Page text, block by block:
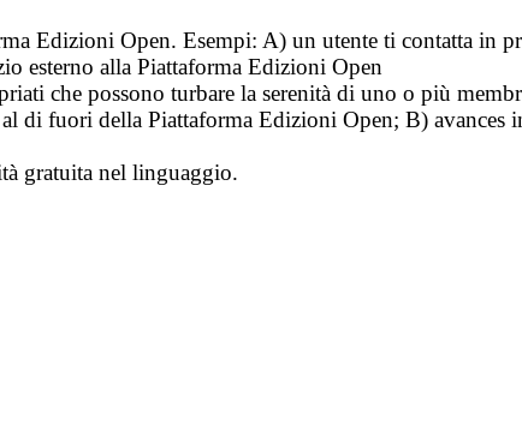
Edizioni Open. Esempi: A) un utente ti contatta in
esterno alla Piattaforma Edizioni Open
che possono turbare la serenità di uno o più
di fuori della Piattaforma Edizioni Open; B)
gratuita nel linguaggio.